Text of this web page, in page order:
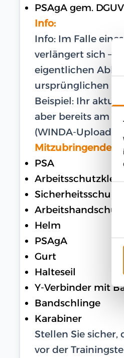
PSAgA gem.
Info:
Info: Im Falle
verlängert sich –
eigentlichen
ursprünglichen
Beispiel: Ihr
aber bereits am
(WINDA-Upload)
Mitzubringende
PSA
Sicherheitsschuhe
Arbeitshandschuhe
Helm
PSAgA
Gurt
Halteseil
Y-Verbinder mit
Bandschlinge
Karabiner
Stellen Sie sicher,
vor der